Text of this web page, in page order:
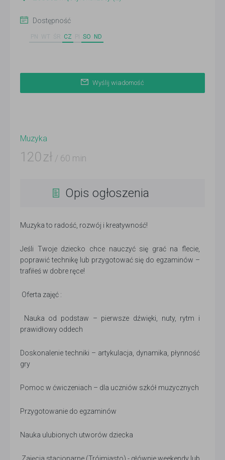
Dostępność
CZ SO ND
Wyślij wiadomość
Muzyka
120 zł / 60 min
Opis ogłoszenia
Muzyka to radość, rozwój i kreatywność!
Jeśli Twoje dziecko chce nauczyć się grać na flecie,
poprawić technikę lub przygotować się do egzaminów –
trafiłeś w dobre ręce!
Oferta zajęć :
Nauka od podstaw – pierwsze dźwięki, nuty, rytm i
prawidłowy oddech
Doskonalenie techniki – artykulacja, dynamika, płynność
gry
Pomoc w ćwiczeniach – dla uczniów szkół muzycznych
Przygotowanie do egzaminów
Nauka ulubionych utworów dziecka